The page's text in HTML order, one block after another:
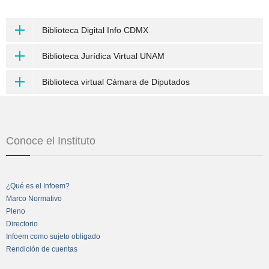
Biblioteca Digital Info CDMX
Biblioteca Jurídica Virtual UNAM
Biblioteca virtual Cámara de Diputados
Conoce el Instituto
¿Qué es el Infoem?
Marco Normativo
Pleno
Directorio
Infoem como sujeto obligado
Rendición de cuentas